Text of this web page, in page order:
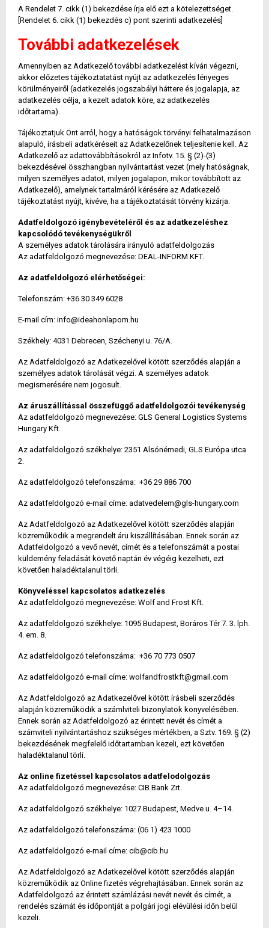
A Rendelet 7. cikk (1) bekezdése írja elő ezt a kötelezettséget.
[Rendelet 6. cikk (1) bekezdés c) pont szerinti adatkezelés]
További adatkezelések
Amennyiben az Adatkezelő további adatkezelést kíván végezni,
akkor előzetes tájékoztatatást nyújt az adatkezelés lényeges
körülményeiről (adatkezelés jogszabályi háttere és jogalapja, az
adatkezelés célja, a kezelt adatok köre, az adatkezelés
időtartama).
Tájékoztatjuk Önt arról, hogy a hatóságok törvényi felhatalmazáson
alapuló, írásbeli adatkéréseit az Adatkezelőnek teljesítenie kell. Az
Adatkezelő az adattovábbításokról az Infotv. 15. § (2)-(3)
bekezdésével összhangban nyilvántartást vezet (mely hatóságnak,
milyen személyes adatot, milyen jogalapon, mikor továbbított az
Adatkezelő), amelynek tartalmáról kérésére az Adatkezelő
tájékoztatást nyújt, kivéve, ha a tájékoztatását törvény kizárja.
Adatfeldolgozó igénybevételéről és az adatkezeléshez
kapcsolódó tevékenységükről
A személyes adatok tárolására irányuló adatfeldolgozás
Az adatfeldolgozó megnevezése: DEAL-INFORM KFT.
Az adatfeldolgozó elérhetőségei:
Telefonszám: +36 30 349 6028
E-mail cím: info@ideahonlapom.hu
Székhely: 4031 Debrecen, Széchenyi u. 76/A.
Az Adatfeldolgozó az Adatkezelővel kötött szerződés alapján a
személyes adatok tárolását végzi. A személyes adatok
megismerésére nem jogosult.
Az áruszállítással összefüggő adatfeldolgozói tevékenység
Az adatfeldolgozó megnevezése: GLS General Logistics Systems
Hungary Kft.
Az adatfeldolgozó székhelye: 2351 Alsónémedi, GLS Európa utca
2.
Az adatfeldolgozó telefonszáma: +36 29 886 700
Az adatfeldolgozó e-mail címe: adatvedelem@gls-hungary.com
Az Adatfeldolgozó az Adatkezelővel kötött szerződés alapján
közreműködik a megrendelt áru kiszállításában. Ennek során az
Adatfeldolgozó a vevő nevét, címét és a telefonszámát a postai
küldemény feladását követő naptári év végéig kezelheti, ezt
követően haladéktalanul törli.
Könyveléssel kapcsolatos adatkezelés
Az adatfeldolgozó megnevezése: Wolf and Frost Kft.
Az adatfeldolgozó székhelye: 1095 Budapest, Boráros Tér 7. 3. lph.
4. em. 8.
Az adatfeldolgozó telefonszáma: +36 70 773 0507
Az adatfeldolgozó e-mail címe: wolfandfrostkft@gmail.com
Az Adatfeldolgozó az Adatkezelővel kötött írásbeli szerződés
alapján közreműködik a számlviteli bizonylatok könyvelésében.
Ennek során az Adatfeldolgozó az érintett nevét és címét a
számviteli nyilvántartáshoz szükséges mértékben, a Sztv. 169. § (2)
bekezdésének megfelelő időtartamban kezeli, ezt követően
haladéktalanul törli.
Az online fizetéssel kapcsolatos adatfelodolgozás
Az adatfeldolgozó megnevezése: CIB Bank Zrt.
Az adatfeldolgozó székhelye: 1027 Budapest, Medve u. 4–14.
Az adatfeldolgozó telefonszáma: (06 1) 423 1000
Az adatfeldolgozó e-mail címe: cib@cib.hu
Az Adatfeldolgozó az Adatkezelővel kötött szerződés alapján
közreműködik az Online fizetés végrehajtásában. Ennek során az
Adatfeldolgozó az érintett számlázási nevét nevét és címét, a
rendelés számát és időpontját a polgári jogi elévülési időn belül
kezeli.